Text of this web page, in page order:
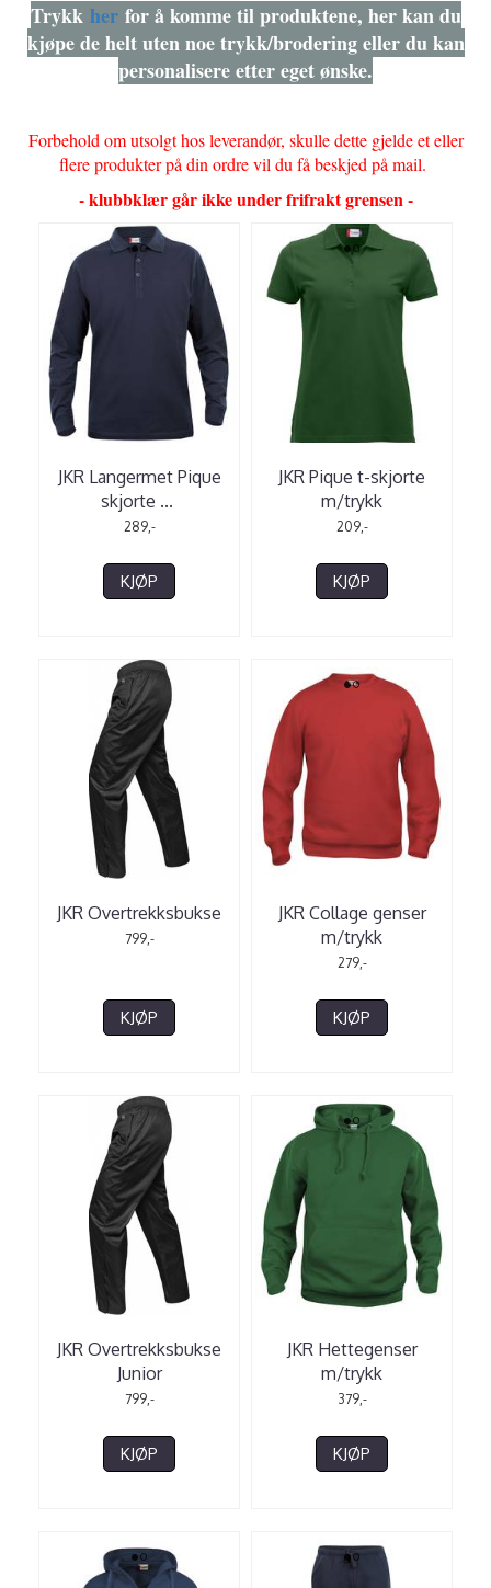
Trykk herfor å komme til produktene, her kan du
kjøpe de helt uten noe trykk/brodering eller du kan
personalisere etter eget ønske.
Forbehold om utsolgt hos leverandør, skulle dette gjelde et eller
flere produkter på din ordre vil du få beskjed på mail.
- klubbklær går ikke under frifrakt grensen -
JKR Langermet Pique
skjorte ...
289,-
KJØP
JKR Pique t-skjorte
m/trykk
209,-
KJØP
JKR Overtrekksbukse
799,-
KJØP
JKR Collage genser
m/trykk
279,-
KJØP
JKR Overtrekksbukse
Junior
799,-
KJØP
JKR Hettegenser
m/trykk
379,-
KJØP